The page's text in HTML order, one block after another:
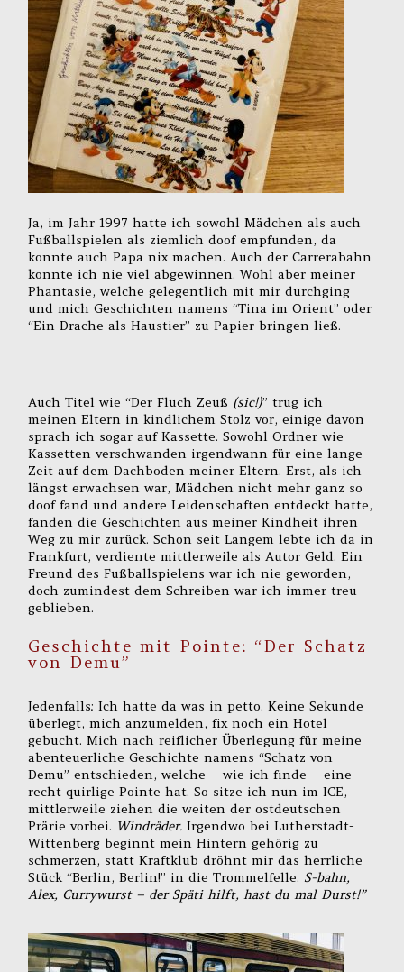
Ja, im Jahr 1997 hatte ich sowohl Mädchen als auch
Fußballspielen als ziemlich doof empfunden, da
konnte auch Papa nix machen. Auch der Carrerabahn
konnte ich nie viel abgewinnen. Wohl aber meiner
Phantasie, welche gelegentlich mit mir durchging
und mich Geschichten namens “Tina im Orient” oder
“Ein Drache als Haustier” zu Papier bringen ließ.
Auch Titel wie “Der Fluch Zeuß (sic!)” trug ich
meinen Eltern in kindlichem Stolz vor, einige davon
sprach ich sogar auf Kassette. Sowohl Ordner wie
Kassetten verschwanden irgendwann für eine lange
Zeit auf dem Dachboden meiner Eltern. Erst, als ich
längst erwachsen war, Mädchen nicht mehr ganz so
doof fand und andere Leidenschaften entdeckt hatte,
fanden die Geschichten aus meiner Kindheit ihren
Weg zu mir zurück. Schon seit Langem lebte ich da in
Frankfurt, verdiente mittlerweile als Autor Geld. Ein
Freund des Fußballspielens war ich nie geworden,
doch zumindest dem Schreiben war ich immer treu
geblieben.
Geschichte mit Pointe: “Der Schatz
von Demu”
Jedenfalls: Ich hatte da was in petto. Keine Sekunde
überlegt, mich anzumelden, fix noch ein Hotel
gebucht. Mich nach reiflicher Überlegung für meine
abenteuerliche Geschichte namens “Schatz von
Demu” entschieden, welche – wie ich finde – eine
recht quirlige Pointe hat. So sitze ich nun im ICE,
mittlerweile ziehen die weiten der ostdeutschen
Prärie vorbei. Windräder. Irgendwo bei Lutherstadt-
Wittenberg beginnt mein Hintern gehörig zu
schmerzen, statt Kraftklub dröhnt mir das herrliche
Stück “Berlin, Berlin!” in die Trommelfelle. S-bahn,
Alex, Currywurst – der Späti hilft, hast du mal Durst!”